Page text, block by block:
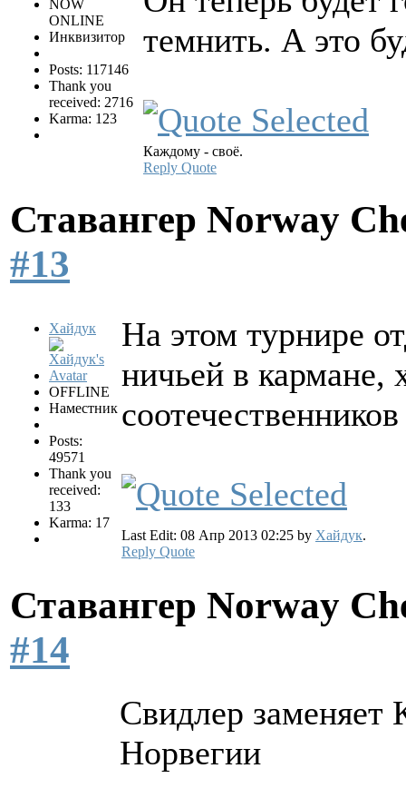
NOW
ONLINE
Инквизитор
Posts: 117146
Thank you
received: 2716
Karma: 123
темнить. А это
Каждому - своё.
Reply Quote
Ставангер Norway
#13
Хайдук
OFFLINE
Наместник
Posts:
49571
Thank you
received:
133
Karma: 17
На этом турнире
ничьей в кармане,
Last Edit: 08 Апр 2013 02:25 by Хайдук.
Reply Quote
Ставангер Norway
#14
Свидлер заменяет
Норвегии